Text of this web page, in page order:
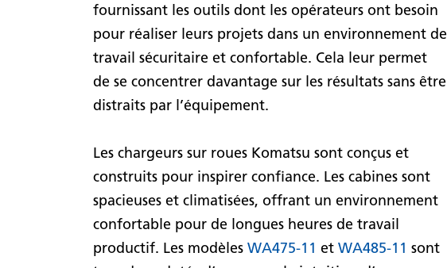
fournissant les outils dont les opérateurs ont besoin
pour réaliser leurs projets dans un environnement de
travail sécuritaire et confortable. Cela leur permet
de se concentrer davantage sur les résultats sans être
distraits par l’équipement.
Les chargeurs sur roues Komatsu sont conçus et
construits pour inspirer confiance. Les cabines sont
spacieuses et climatisées, offrant un environnement
confortable pour de longues heures de travail
productif. Les modèles WA475-11 et WA485-11 sont